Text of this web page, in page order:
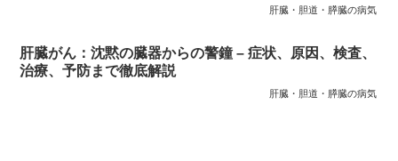
肝臓・胆道・膵臓の病気
肝臓がん：沈黙の臓器からの警鐘 – 症状、原因、検査、
治療、予防まで徹底解説
肝臓・胆道・膵臓の病気